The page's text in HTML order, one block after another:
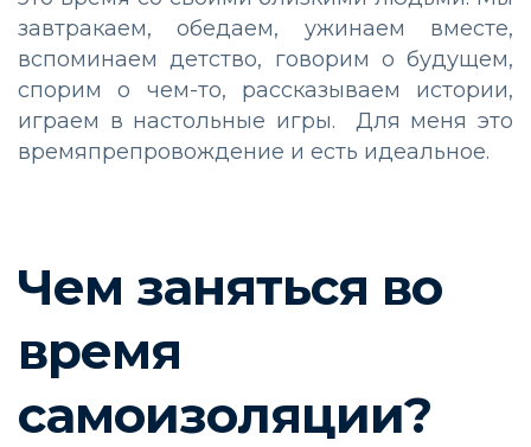
завтракаем, обедаем, ужинаем вместе,
вспоминаем детство, говорим о будущем,
спорим о чем-то, рассказываем истории,
играем в настольные игры. Для меня это
времяпрепровождение и есть идеальное.
Чем заняться во
время
самоизоляции?